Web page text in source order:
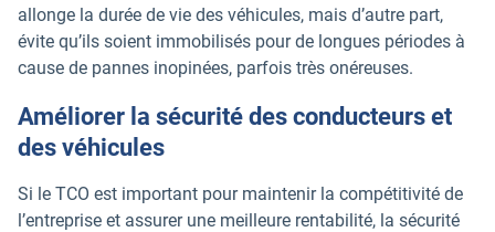
allonge la durée de vie des véhicules, mais d’autre part,
évite qu’ils soient immobilisés pour de longues périodes à
cause de pannes inopinées, parfois très onéreuses.
Améliorer la sécurité des conducteurs et
des véhicules
Si le TCO est important pour maintenir la compétitivité de
l’entreprise et assurer une meilleure rentabilité, la sécurité